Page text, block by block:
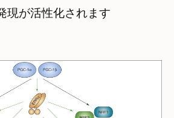
現が活性化されます